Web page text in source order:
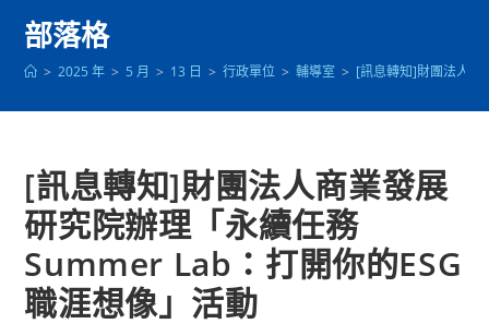
部落格
> 2025 年 > 5 月 > 13 日 > 行政單位 > 輔導室 > [訊息轉知]財團法人商
[訊息轉知]財團法人商業發展
研究院辦理「永續任務
Summer Lab：打開你的ESG
職涯想像」活動